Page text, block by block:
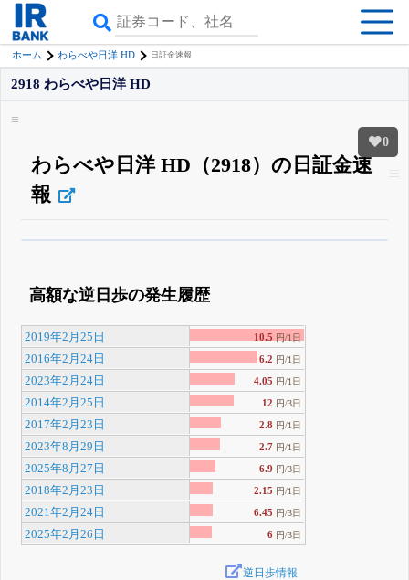
ホーム わらべや日洋 HD 日証金速報
0
2918 わらべや日洋 HD
わらべや日洋 HD（2918）の日証金速
報
登録すると永久30%OFFと米株版の先行利用も付きます
高額な逆日歩の発生履歴
2019年2月25日 10.5 円/1日
2016年2月24日 6.2 円/1日
2023年2月24日 4.05 円/1日
2014年2月25日 12 円/3日
2017年2月23日 2.8 円/1日
2023年8月29日 2.7 円/1日
2025年8月27日 6.9 円/3日
2018年2月23日 2.15 円/1日
2021年2月24日 6.45 円/3日
2025年2月26日 6 円/3日
逆日歩情報